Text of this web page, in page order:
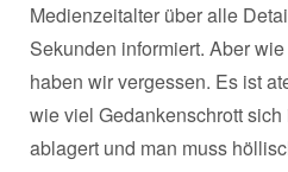
Medienzeitalter über alle
Sekunden informiert. Aber
haben wir vergessen. Es ist
wie viel Gedankenschrott
ablagert und man muss